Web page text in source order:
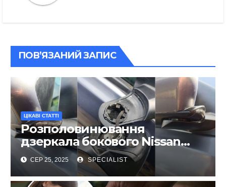
ПОВ’ЯЗАНИЙ ЗАПИС
ЦІКАВІ СТАТТІ
Розполовинювання
дзеркала бокового Nissan
Qashqai, ремонт люфту та
виправлення
СЕР 25, 2025 SPECIALIST